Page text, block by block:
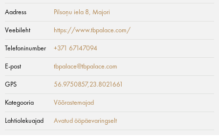
Aadress Pilsoņu iela 8, Majori
Veebileht https://www.tbpalace.com/
Telefoninumber +371 67147094
E-post tbpalace@tbpalace.com
GPS 56.9750857,23.8021661
Kategooria Võõrastemajad
Lahtiolekuajad Avatud ööpäevaringselt